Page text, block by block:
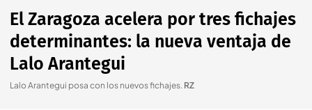
El Zaragoza acelera por tres fichajes
determinantes: la nueva ventaja de
Lalo Arantegui
Lalo Arantegui posa con los nuevos fichajes. RZ